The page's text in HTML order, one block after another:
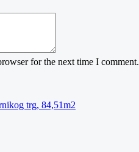
for the next time I comment.
trg, 84,51m2